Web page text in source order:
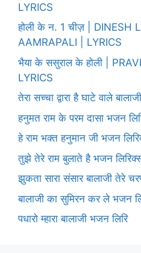
LYRICS
होली के न. 1 चीज़ | DINESH
AAMRAPALI | LYRICS
भैया के ससुराल के होली |
LYRICS
तेरा सच्चा द्वारा है घाटे वाले
हनुमत राम के परम दासा भजन
हे राम भक्त हनुमान जी भजन
तुझे तेरे राम बुलाते है भजन
झुकता सारा संसार बालाजी तेरे
बालाजी का सुमिरन कर ले भजन
पधारो म्हारा बालाजी भजन लिरि